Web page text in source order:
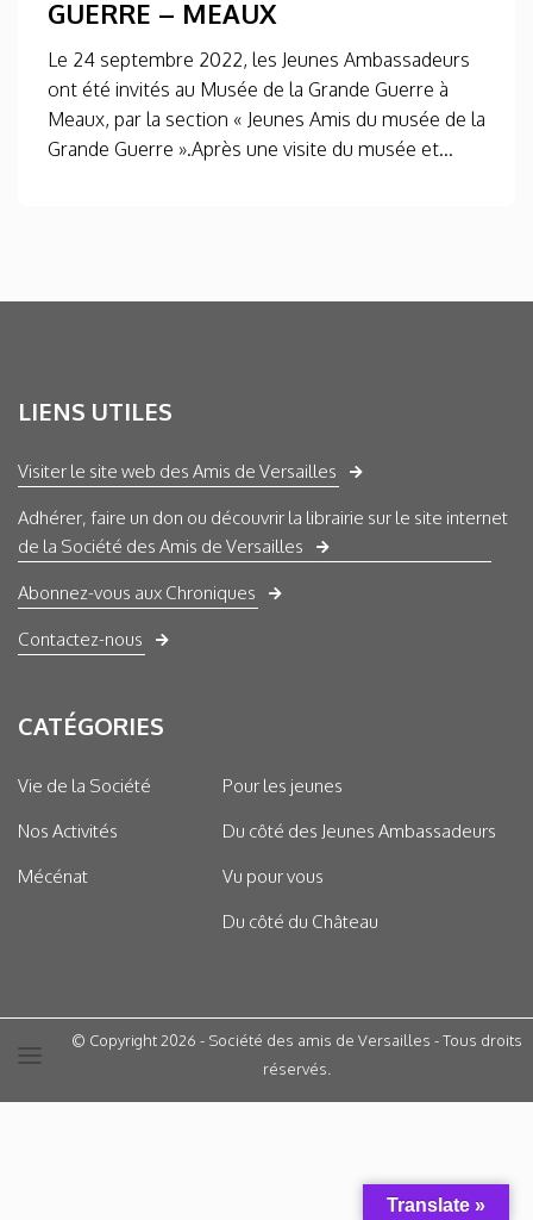
GUERRE – MEAUX
Le 24 septembre 2022, les Jeunes Ambassadeurs
ont été invités au Musée de la Grande Guerre à
Meaux, par la section « Jeunes Amis du musée de la
Grande Guerre ».Après une visite du musée et...
LIENS UTILES
Visiter le site web des Amis de Versailles
Adhérer, faire un don ou découvrir la librairie sur le site internet
de la Société des Amis de Versailles
Abonnez-vous aux Chroniques
Contactez-nous
CATÉGORIES
Vie de la Société
Nos Activités
Mécénat
Pour les jeunes
Du côté des Jeunes Ambassadeurs
Vu pour vous
Du côté du Château
© Copyright 2026 - Société des amis de Versailles - Tous droits
réservés.
Translate »